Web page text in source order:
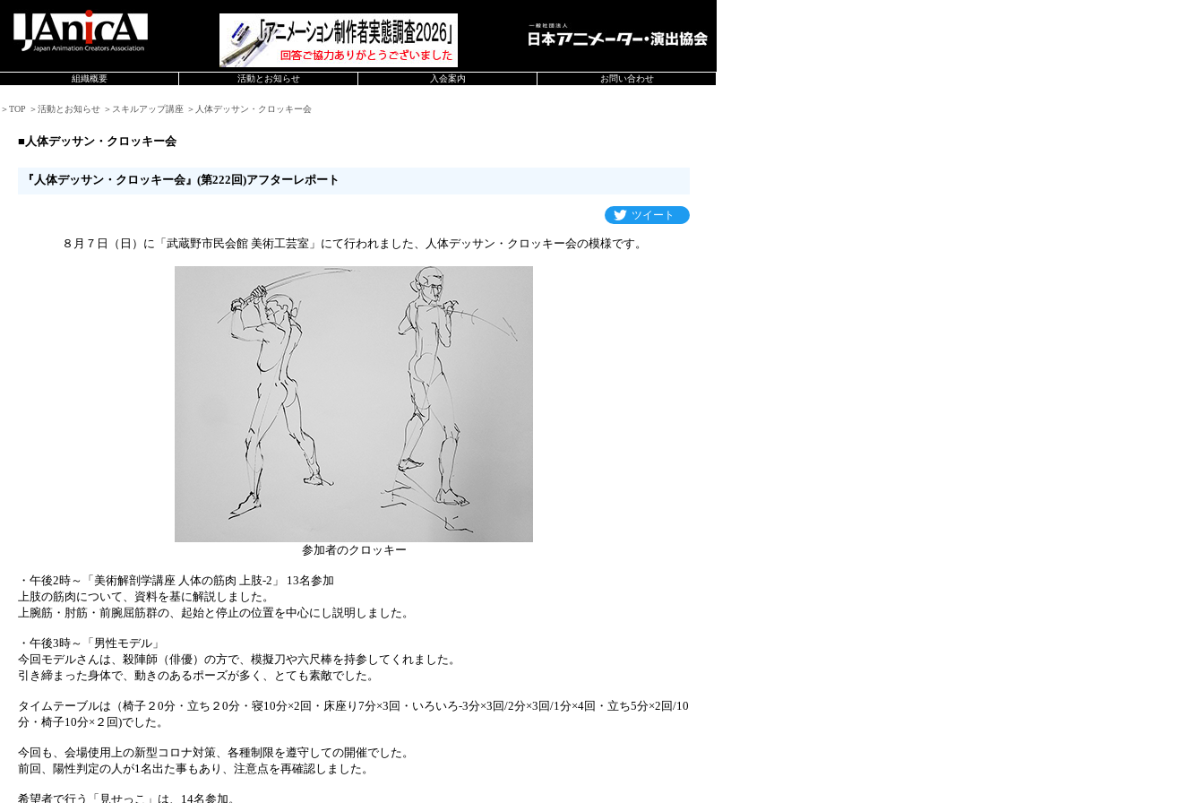
組織概要 活動とお知らせ 入会案内 お問い合わせ
＞TOP ＞活動とお知らせ ＞スキルアップ講座 ＞人体デッサン・クロッキー会
■人体デッサン・クロッキー会
『人体デッサン・クロッキー会』(第222回)アフターレポート
ツイート
８月７日（日）に「武蔵野市民会館 美術工芸室」にて行われました、人体デッサン・クロッキー会の模様です。
参加者のクロッキー
・午後2時～「美術解剖学講座 人体の筋肉 上肢-2」 13名参加
上肢の筋肉について、資料を基に解説しました。
上腕筋・肘筋・前腕屈筋群の、起始と停止の位置を中心にし説明しました。
・午後3時～「男性モデル」
今回モデルさんは、殺陣師（俳優）の方で、模擬刀や六尺棒を持参してくれました。
引き締まった身体で、動きのあるポーズが多く、とても素敵でした。
タイムテーブルは（椅子２0分・立ち２0分・寝10分×2回・床座り7分×3回・いろいろ-3分×3回/2分×3回/1分×4回・立ち5分×2回/10
分・椅子10分×２回)でした。
今回も、会場使用上の新型コロナ対策、各種制限を遵守しての開催でした。
前回、陽性判定の人が1名出た事もあり、注意点を再確認しました。
希望者で行う「見せっこ」は、14名参加。